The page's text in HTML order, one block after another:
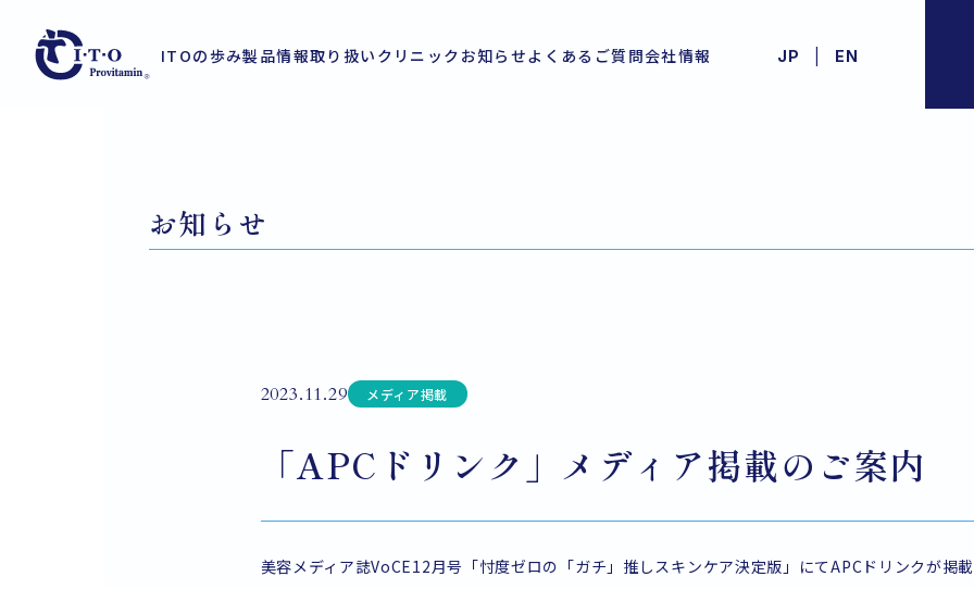
ITOの歩み製品情報取り扱いクリニック お知らせよくあるご質問会社情報 JP | EN
お知らせ
2023.11.29 メディア掲載
「APCドリンク」メディア掲載のご案内
美容メディア誌VoCE12月号「忖度ゼロの「ガチ」推しスキンケア決定版」にてAPCドリンクが掲載